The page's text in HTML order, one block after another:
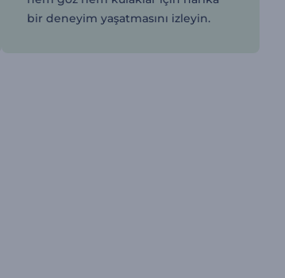
bir deneyim yaşatmasını izleyin.